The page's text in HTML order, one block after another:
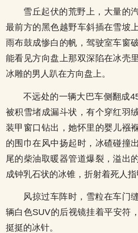
雪丘起伏的荒野上，大量的
最前方的黑色越野车斜插在雪坡
雨布鼓成惨白的帆，驾驶室车窗
能看见方向盘上那双深陷在冰壳
冰雕的男人趴在方向盘上。
不远处的一辆大巴车侧翻成
被积雪堵成漏斗状，有个穿红羽
装甲窗口钻出，她怀里的婴儿襁
的围巾在风中扬起时，冰碴碰撞
尾的柴油取暖器管道爆裂，溢出
成钟乳石状的冰锥，折射着死人指
风掠过车阵时，雪粒在车门
辆白色SUV的后视镜挂着平安符
挺挺的冰针。